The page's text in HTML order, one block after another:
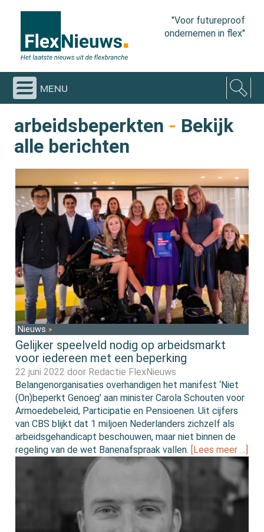
"Voor futureproof
ondernemen in flex"
menu
arbeidsbeperkten - Bekijk
alle berichten
Nieuws
Gelijker speelveld nodig op arbeidsmarkt
voor iedereen met een beperking
22 juni 2022 door Redactie FlexNieuws
Belangenorganisaties overhandigen het manifest ‘Niet
(On)beperkt Genoeg’ aan minister Carola Schouten voor
Armoedebeleid, Participatie en Pensioenen. Uit cijfers
van CBS blijkt dat 1 miljoen Nederlanders zichzelf als
arbeidsgehandicapt beschouwen, maar niet binnen de
regeling van de wet Banenafspraak vallen.
[Lees meer …]